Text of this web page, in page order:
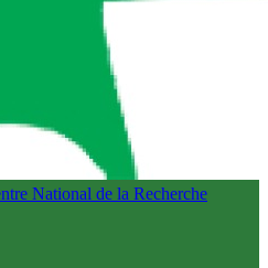
National de la Recherche